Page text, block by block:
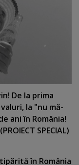
De la prima
la "nu mă-
ani în România!
SPECIAL)
în România